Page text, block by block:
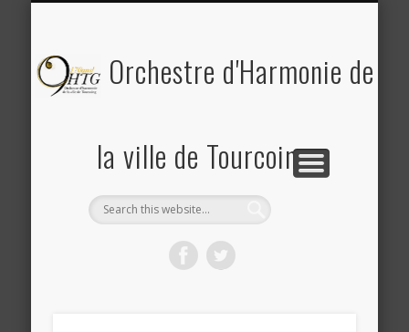
Orchestre d'Harmonie de
la ville de Tourcoing